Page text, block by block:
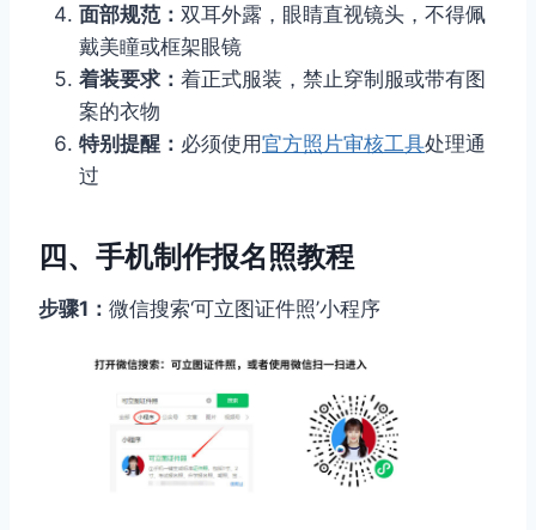
面部规范： 双耳外露，眼睛直视镜头，不得佩
戴美瞳或框架眼镜
着装要求： 着正式服装，禁止穿制服或带有图
案的衣物
特别提醒： 必须使用官方照片审核工具处理通
过
四、手机制作报名照教程
步骤1： 微信搜索‘可立图证件照’小程序